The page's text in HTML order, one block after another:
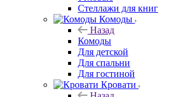
Стеллажи для книг
Комоды
Назад
Комоды
Для детской
Для спальни
Для гостиной
Кровати